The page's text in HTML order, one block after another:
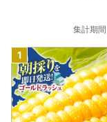
集計期